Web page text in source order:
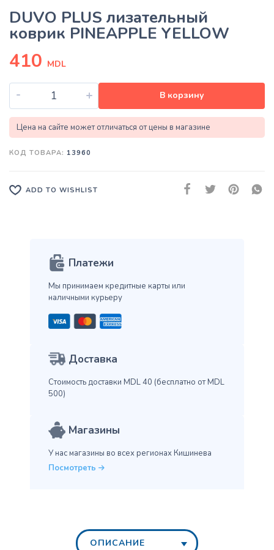
DUVO PLUS лизательный
коврик PINEAPPLE YELLOW
410 MDL
- + В корзину
Цена на сайте может отличаться от цены в магазине
КОД ТОВАРА: 13960
ADD TO WISHLIST
Платежи
Мы принимаем кредитные карты или
наличными курьеру
Доставка
Стоимость доставки MDL 40 (бесплатно от MDL
500)
Магазины
У нас магазины во всех регионах Кишинева
Посмотреть
ОПИСАНИЕ